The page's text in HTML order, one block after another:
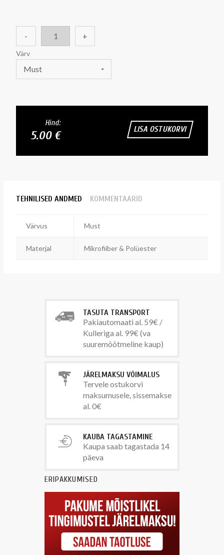
- +
Värv
Must
Hind:
5.00 € LISA OSTUKORVI
TEHNILISED ANDMED KOMMENTAARID
Värvus Must
Materjal Mikrofiiber & Polüester
TASUTA TRANSPORT
Pakiautomaati al. 59€ /
Kulleriga al. 99€ (va
suuremõõtmeline kaup)
JÄRELMAKSU VÕIMALUS
Tervele ostukorvi
maksumusele, sissemakse
al. 0€
KAUBA TAGASTAMINE
Kaupa saab tagastada 14
päeva
ERIPAKKUMISED